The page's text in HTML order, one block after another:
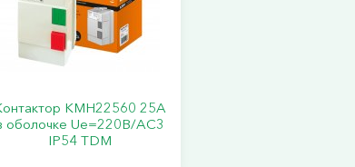
КМН22560 25А
оболочке Ue=220В/АС3
IP54 TDM